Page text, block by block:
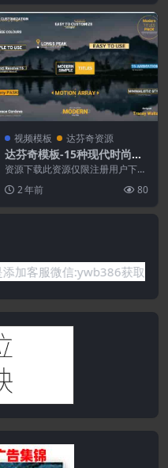
视频模板 达芬奇资源
达芬奇模板-15种现代时尚文
字标题动画
资源下载此资源仅限注册用户下
保证所有资源永久更新资...
2 年前 80
服微信:ywb386获取帮助！